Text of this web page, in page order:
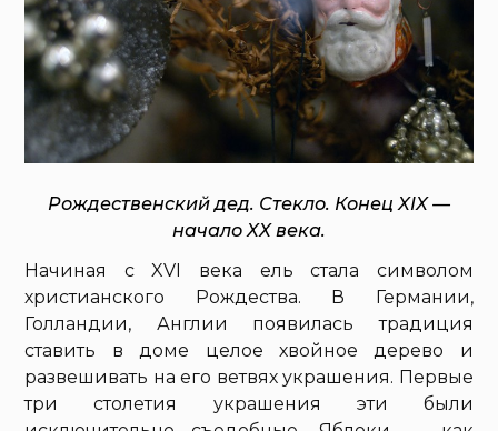
Рождественский дед. Стекло. Конец XIX —
начало XX века.
Начиная с XVI века ель стала символом
христианского Рождества. В Германии,
Голландии, Англии появилась традиция
ставить в доме целое хвойное дерево и
развешивать на его ветвях украшения. Первые
три столетия украшения эти были